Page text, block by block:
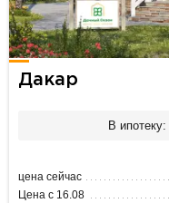
Дакар
В ипотеку:
цена сейчас
Цена с 16.08